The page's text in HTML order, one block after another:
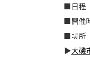
■日程
■開催
■場所
▶大磯